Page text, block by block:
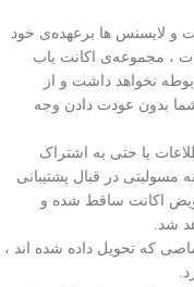
و لایسنس ها برعهده‌ی خود
، مجموعه‌ی اکانت یاب
نخواهد داشت و از
بدون عودت دادن وجه
یا حتی به اشتراک
در قبال پشتیبانی
اکانت ساقط شده و
شد.
که تحویل داده شده اند ،